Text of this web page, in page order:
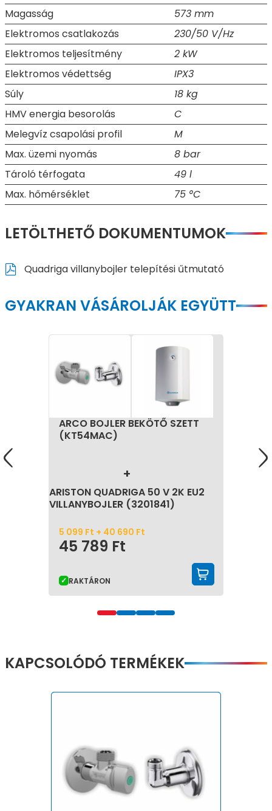
Magasság
573 mm
Elektromos csatlakozás
230/50 V/Hz
Elektromos teljesítmény
2 kW
Elektromos védettség
IPX3
Súly
18 kg
HMV energia besorolás
C
Melegvíz csapolási profil
M
Max. üzemi nyomás
8 bar
Tároló térfogata
49 l
Max. hőmérséklet
75 °C
LETÖLTHETŐ DOKUMENTUMOK
Quadriga villanybojler telepítési űtmutató
GYAKRAN VÁSÁROLJÁK EGYÜTT
ARCO BOJLER BEKÖTŐ SZETT
(KT54MAC)
5 099 Ft + 40 690 Ft
45 789 Ft
RAKTÁRON
ARISTON QUADRIGA 50 V 2K EU2
VILLANYBOJLER (3201841)
KAPCSOLÓDÓ TERMÉKEK